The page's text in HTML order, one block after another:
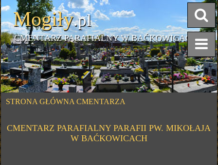
Mogiły.pl
CMENTARZ PARAFIALNY W BAĆKOWICACH
STRONA GŁÓWNA CMENTARZA
CMENTARZ PARAFIALNY PARAFII PW. MIKOŁAJA
W BAĆKOWICACH